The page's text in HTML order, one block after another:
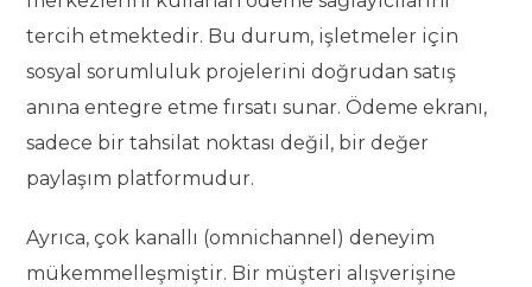
tercih etmektedir. Bu durum, işletmeler için
sosyal sorumluluk projelerini doğrudan satış
anına entegre etme fırsatı sunar. Ödeme ekranı,
sadece bir tahsilat noktası değil, bir değer
paylaşım platformudur.
Ayrıca, çok kanallı (omnichannel) deneyim
mükemmelleşmiştir. Bir müşteri alışverişine